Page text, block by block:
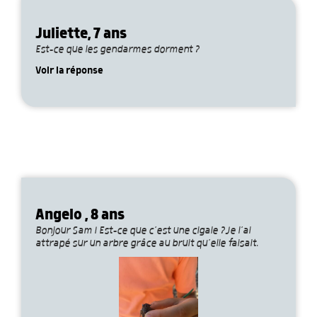
Juliette, 7 ans
Est-ce que les gendarmes dorment ?
Voir la réponse
Angelo , 8 ans
Bonjour Sam ! Est-ce que c’est une cigale ?Je l’ai
attrapé sur un arbre grâce au bruit qu’elle faisait.